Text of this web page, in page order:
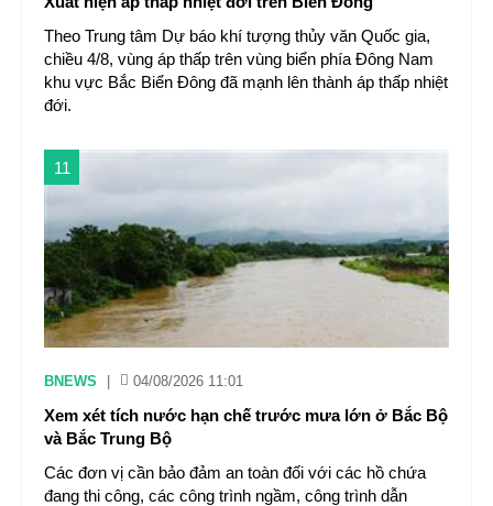
Theo Trung tâm Dự báo khí tượng thủy văn Quốc gia,
chiều 4/8, vùng áp thấp trên vùng biển phía Đông Nam
khu vực Bắc Biển Đông đã mạnh lên thành áp thấp nhiệt
đới.
11
BNEWS 04/08/2026 11:01
Xem xét tích nước hạn chế trước mưa lớn ở Bắc Bộ
và Bắc Trung Bộ
Các đơn vị cần bảo đảm an toàn đối với các hồ chứa
đang thi công, các công trình ngầm, công trình dẫn